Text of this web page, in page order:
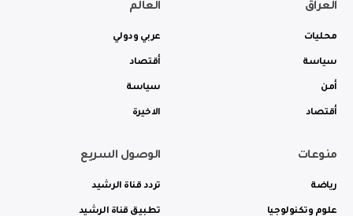
العراق
محليات
سياسة
أمن
أقتصاد
العالم
عربي ودولي
أقتصاد
سياسة
الاخيرة
منوعات
رياضة
علوم وتكنولوجيا
الوصول السريع
تردد قناة الرشيد
تطبيق قناة الرشيد